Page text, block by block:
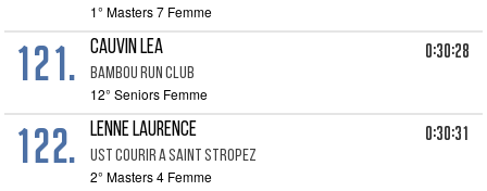
1° Masters 7 Femme
121. CAUVIN LEA
BAMBOU RUN CLUB
0:30:28
12° Seniors Femme
122. LENNE LAURENCE
UST COURIR A SAINT STROPEZ
0:30:31
2° Masters 4 Femme